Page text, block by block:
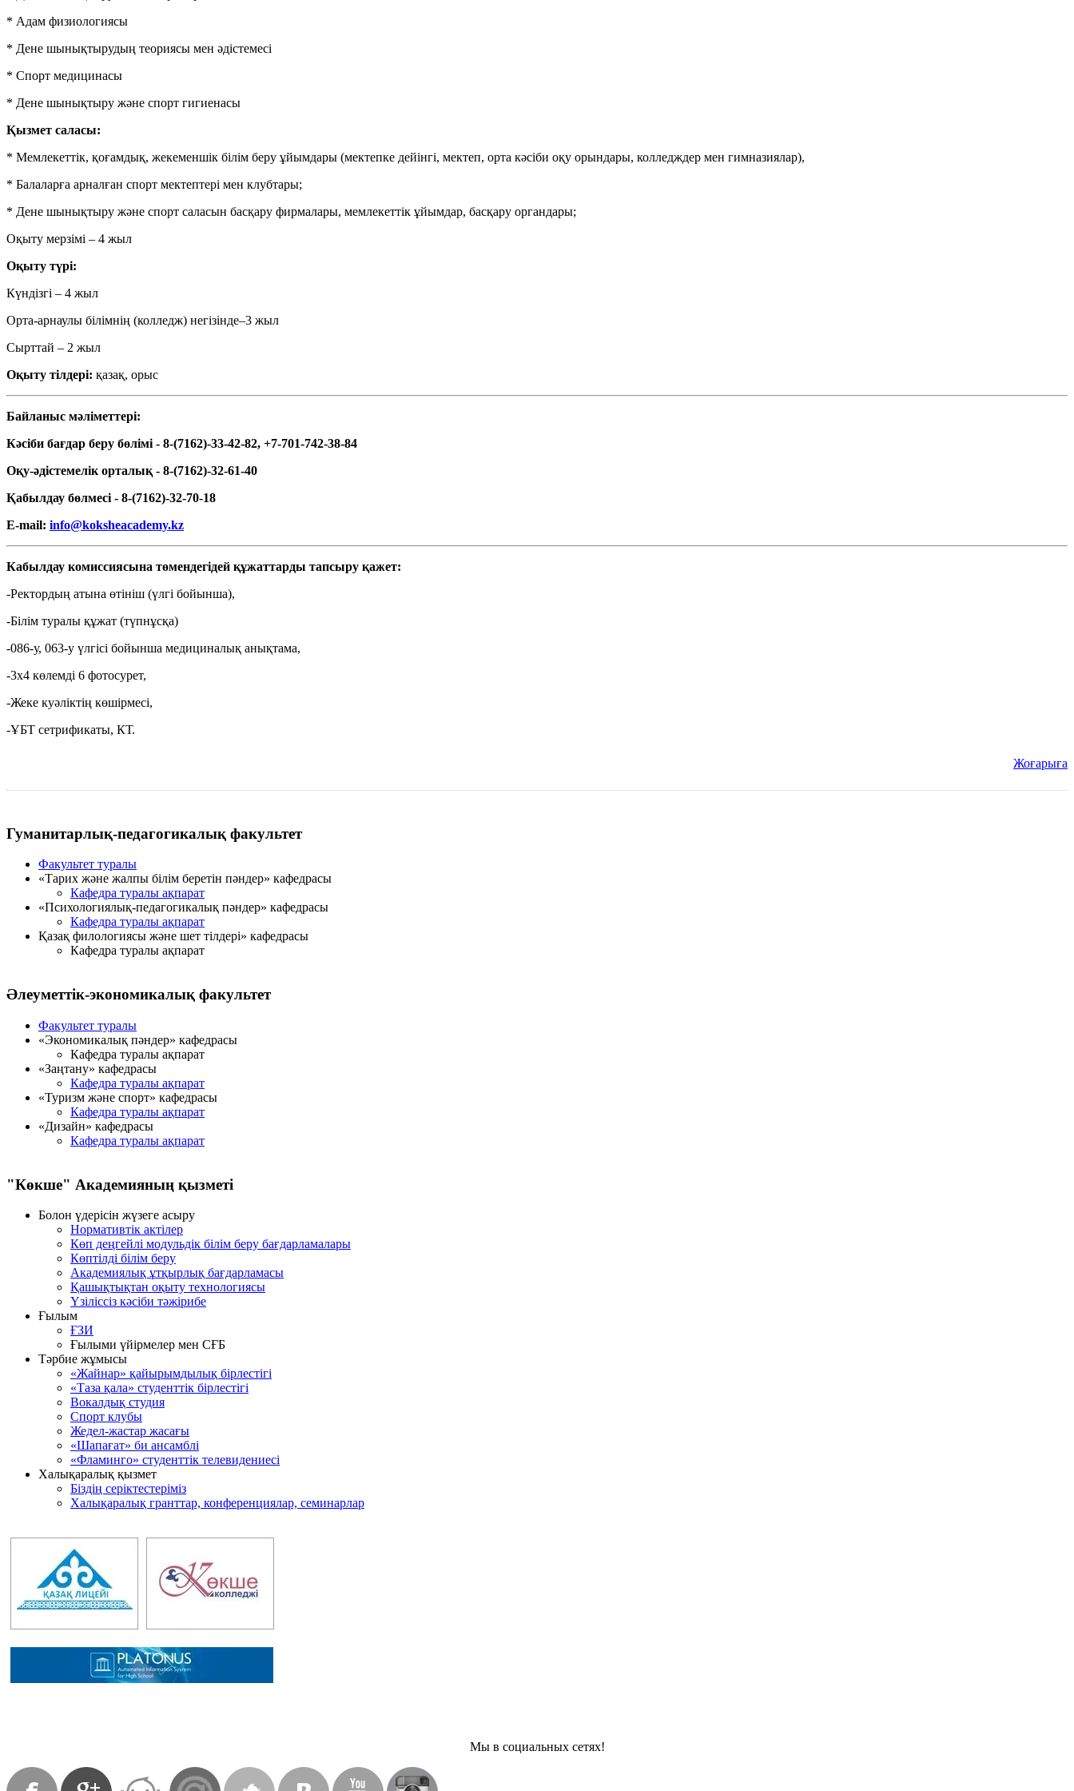
* Адам физиологиясы
* Дене шынықтырудың теориясы мен әдістемесі
* Спорт медицинасы
* Дене шынықтыру және спорт гигиенасы
Қызмет саласы:
* Мемлекеттік, қоғамдық, жекеменшік білім беру ұйымдары (мектепке дейінгі, мектеп, орта кәсіби оқу орындары, колледждер мен гимназиялар),
* Балаларға арналған спорт мектептері мен клубтары;
* Дене шынықтыру және спорт саласын басқару фирмалары, мемлекеттік ұйымдар, басқару органдары;
Оқыту мерзімі – 4 жыл
Оқыту түрі:
Күндізгі – 4 жыл
Орта-арнаулы білімнің (колледж) негізінде–3 жыл
Сырттай – 2 жыл
Оқыту тілдері: қазақ, орыс
Байланыс мәліметтері:
Кәсіби бағдар беру бөлімі - 8-(7162)-33-42-82, +7-701-742-38-84
Оқу-әдістемелік орталық - 8-(7162)-32-61-40
Қабылдау бөлмесі - 8-(7162)-32-70-18
E-mail: info@koksheacademy.kz
Кабылдау комиссиясына төмендегідей құжаттарды тапсыру қажет:
-Ректордың атына өтініш (үлгі бойынша),
-Білім туралы құжат (түпнұсқа)
-086-у, 063-у үлгісі бойынша медициналық анықтама,
-3х4 көлемді 6 фотосурет,
-Жеке куәліктің көшірмесі,
-ҰБТ сетрификаты, КТ.
Жоғарыға
Гуманитарлық-педагогикалық факультет
Факультет туралы
«Тарих және жалпы білім беретін пәндер» кафедрасы
Кафедра туралы ақпарат
«Психологиялық-педагогикалық пәндер» кафедрасы
Кафедра туралы ақпарат
Қазақ филологиясы және шет тілдері» кафедрасы
Кафедра туралы ақпарат
Әлеуметтік-экономикалық факультет
Факультет туралы
«Экономикалық пәндер» кафедрасы
Кафедра туралы ақпарат
«Заңтану» кафедрасы
Кафедра туралы ақпарат
«Туризм және спорт» кафедрасы
Кафедра туралы ақпарат
«Дизайн» кафедрасы
Кафедра туралы ақпарат
"Көкше" Академияның қызметi
Болон үдерісін жүзеге асыру
Нормативтік актілер
Көп деңгейлі модульдік білім беру бағдарламалары
Көптілді білім беру
Академиялық ұтқырлық бағдарламасы
Қашықтықтан оқыту технологиясы
Үзіліссіз кәсіби тәжірибе
Ғылым
ҒЗИ
Ғылыми үйірмелер мен СҒБ
Тәрбие жұмысы
«Жайнар» қайырымдылық бірлестігі
«Таза қала» студенттік бірлестігі
Вокалдық студия
Спорт клубы
Жедел-жастар жасағы
«Шапағат» би ансамблі
«Фламинго» студенттік телевидениесі
Халықаралық қызмет
Біздің серіктестеріміз
Халықаралық гранттар, конференциялар, семинарлар
Мы в социальных сетях!